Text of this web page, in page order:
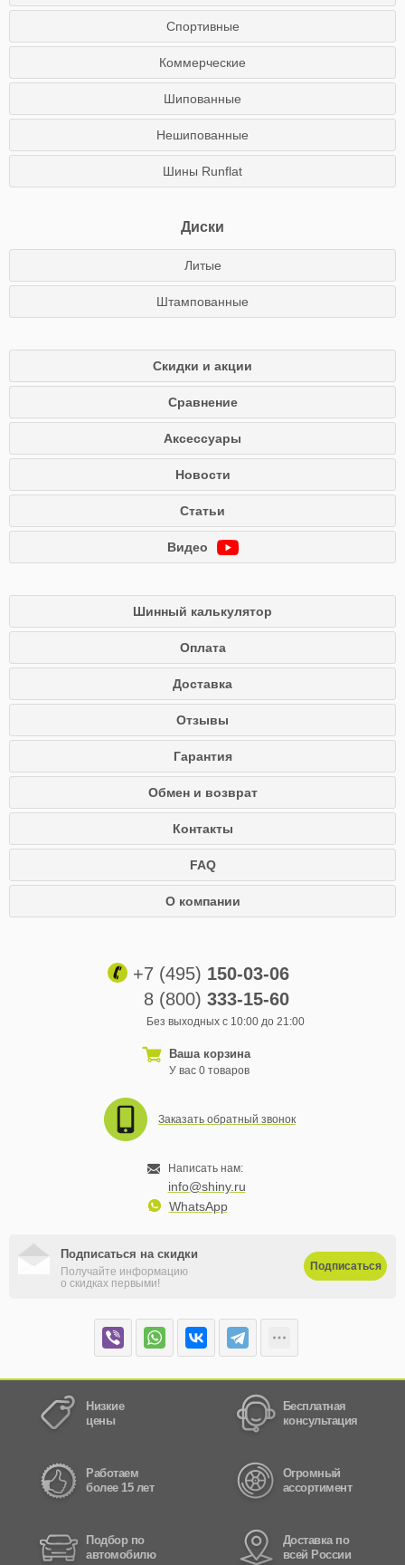
Спортивные
Коммерческие
Шипованные
Нешипованные
Шины Runflat
Диски
Литые
Штампованные
Скидки и акции
Сравнение
Аксессуары
Новости
Статьи
Видео
Шинный калькулятор
Оплата
Доставка
Отзывы
Гарантия
Обмен и возврат
Контакты
FAQ
О компании
+7 (495) 150-03-06
8 (800) 333-15-60
Без выходных с 10:00 до 21:00
Ваша корзина
У вас 0 товаров
Заказать обратный звонок
Написать нам:
info@shiny.ru
WhatsApp
Подписаться на скидки
Получайте информацию
о скидках первыми!
Подписаться
Низкие
цены
Бесплатная
консультация
Работаем
более 15 лет
Огромный
ассортимент
Подбор по
автомобилю
Доставка по
всей России